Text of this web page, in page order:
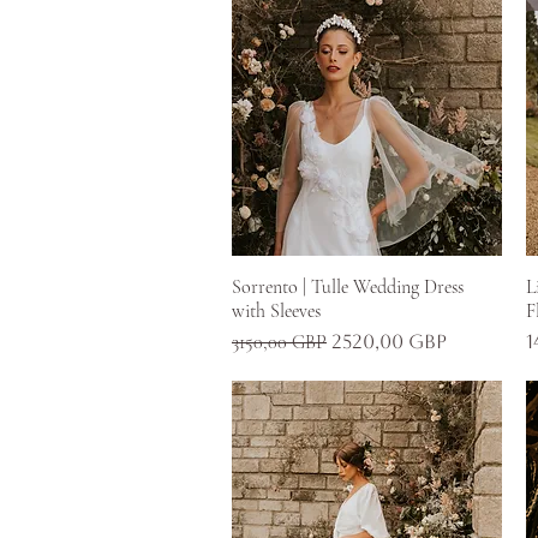
Gyorsnézet
Sorrento | Tulle Wedding Dress
with Sleeves
Szokásos ár
3150,00 GBP Akciós ár
2520,00 GBP